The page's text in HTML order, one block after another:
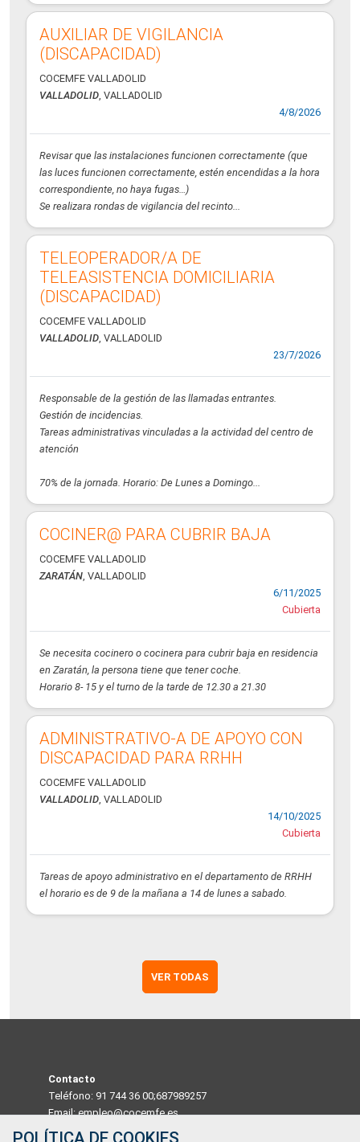
AUXILIAR DE VIGILANCIA
(DISCAPACIDAD)
COCEMFE VALLADOLID
VALLADOLID, VALLADOLID
4/8/2026
Revisar que las instalaciones funcionen correctamente (que
las luces funcionen correctamente, estén encendidas a la hora
correspondiente, no haya fugas…)
Se realizara rondas de vigilancia del recinto...
TELEOPERADOR/A DE
TELEASISTENCIA DOMICILIARIA
(DISCAPACIDAD)
COCEMFE VALLADOLID
VALLADOLID, VALLADOLID
23/7/2026
Responsable de la gestión de las llamadas entrantes.
Gestión de incidencias.
Tareas administrativas vinculadas a la actividad del centro de
atención
70% de la jornada. Horario: De Lunes a Domingo...
COCINER@ PARA CUBRIR BAJA
COCEMFE VALLADOLID
ZARATÁN, VALLADOLID
6/11/2025
Cubierta
Se necesita cocinero o cocinera para cubrir baja en residencia
en Zaratán, la persona tiene que tener coche.
Horario 8- 15 y el turno de la tarde de 12.30 a 21.30
ADMINISTRATIVO-A DE APOYO CON
DISCAPACIDAD PARA RRHH
COCEMFE VALLADOLID
VALLADOLID, VALLADOLID
14/10/2025
Cubierta
Tareas de apoyo administrativo en el departamento de RRHH
el horario es de 9 de la mañana a 14 de lunes a sabado.
VER TODAS
Contacto
Teléfono: 91 744 36 00;687989257
Email: empleo@cocemfe.es
POLÍTICA DE COOKIES